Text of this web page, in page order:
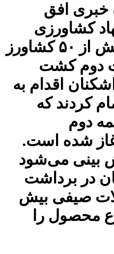
خبری افق
کشاورزی
اشکنان گفت: بیش از ۵۰ کشاورز
دوم کشت
اقدام به
کردند که
دوم
شده است.
بینی می‌شود
در برداشت
صیفی بیش
محصول را